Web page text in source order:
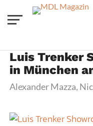
Luis Trenker
in München
Alexander Mazza,